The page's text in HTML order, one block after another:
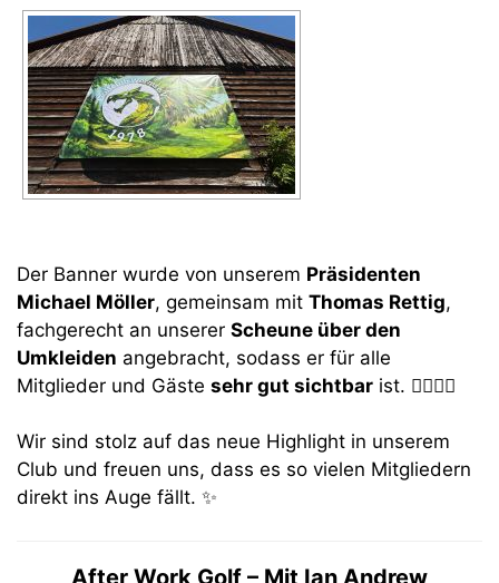
Der Banner wurde von unserem Präsidenten
Michael Möller, gemeinsam mit Thomas Rettig,
fachgerecht an unserer Scheune über den
Umkleiden angebracht, sodass er für alle
Mitglieder und Gäste sehr gut sichtbar ist. 🏌️‍♂️🏌️‍♀️
Wir sind stolz auf das neue Highlight in unserem
Club und freuen uns, dass es so vielen Mitgliedern
direkt ins Auge fällt. ✨
After Work Golf – Mit Ian Andrew